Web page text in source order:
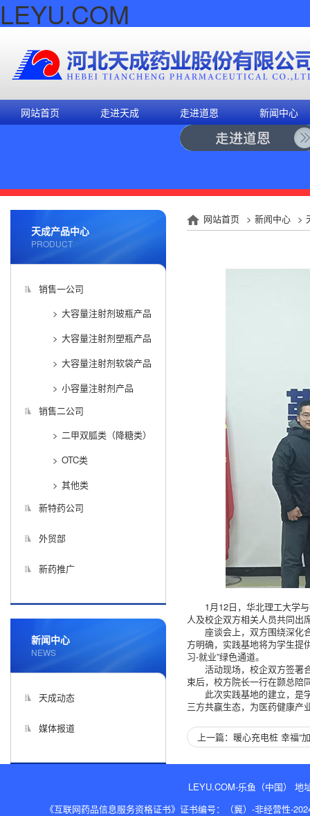
LEYU.COM
网站首页 走进天成 走进道恩 新闻中心
天成产品中心
PRODUCT
销售一公司
大容量注射剂玻瓶产品
大容量注射剂塑瓶产品
大容量注射剂软袋产品
小容量注射剂产品
销售二公司
二甲双胍类（降糖类）
OTC类
其他类
新特药公司
外贸部
新药推广
新闻中心
NEWS
天成动态
媒体报道
网站首页 > 新闻中心 >
1月12日，华北理工大学
人及校企双方相关人员共同出
座谈会上，双方围绕深化
方明确，实践基地将为学生提
习-就业”绿色通道。
活动现场，校企双方签署
束后，校方院长一行在颢总陪
此次实践基地的建立，是
三方共赢生态，为医药健康产
上一篇：暖心充电桩 幸福“
LEYU.COM-乐鱼（中国） 地
《互联网药品信息服务资格证书》证书编号：（冀）-非经营性-